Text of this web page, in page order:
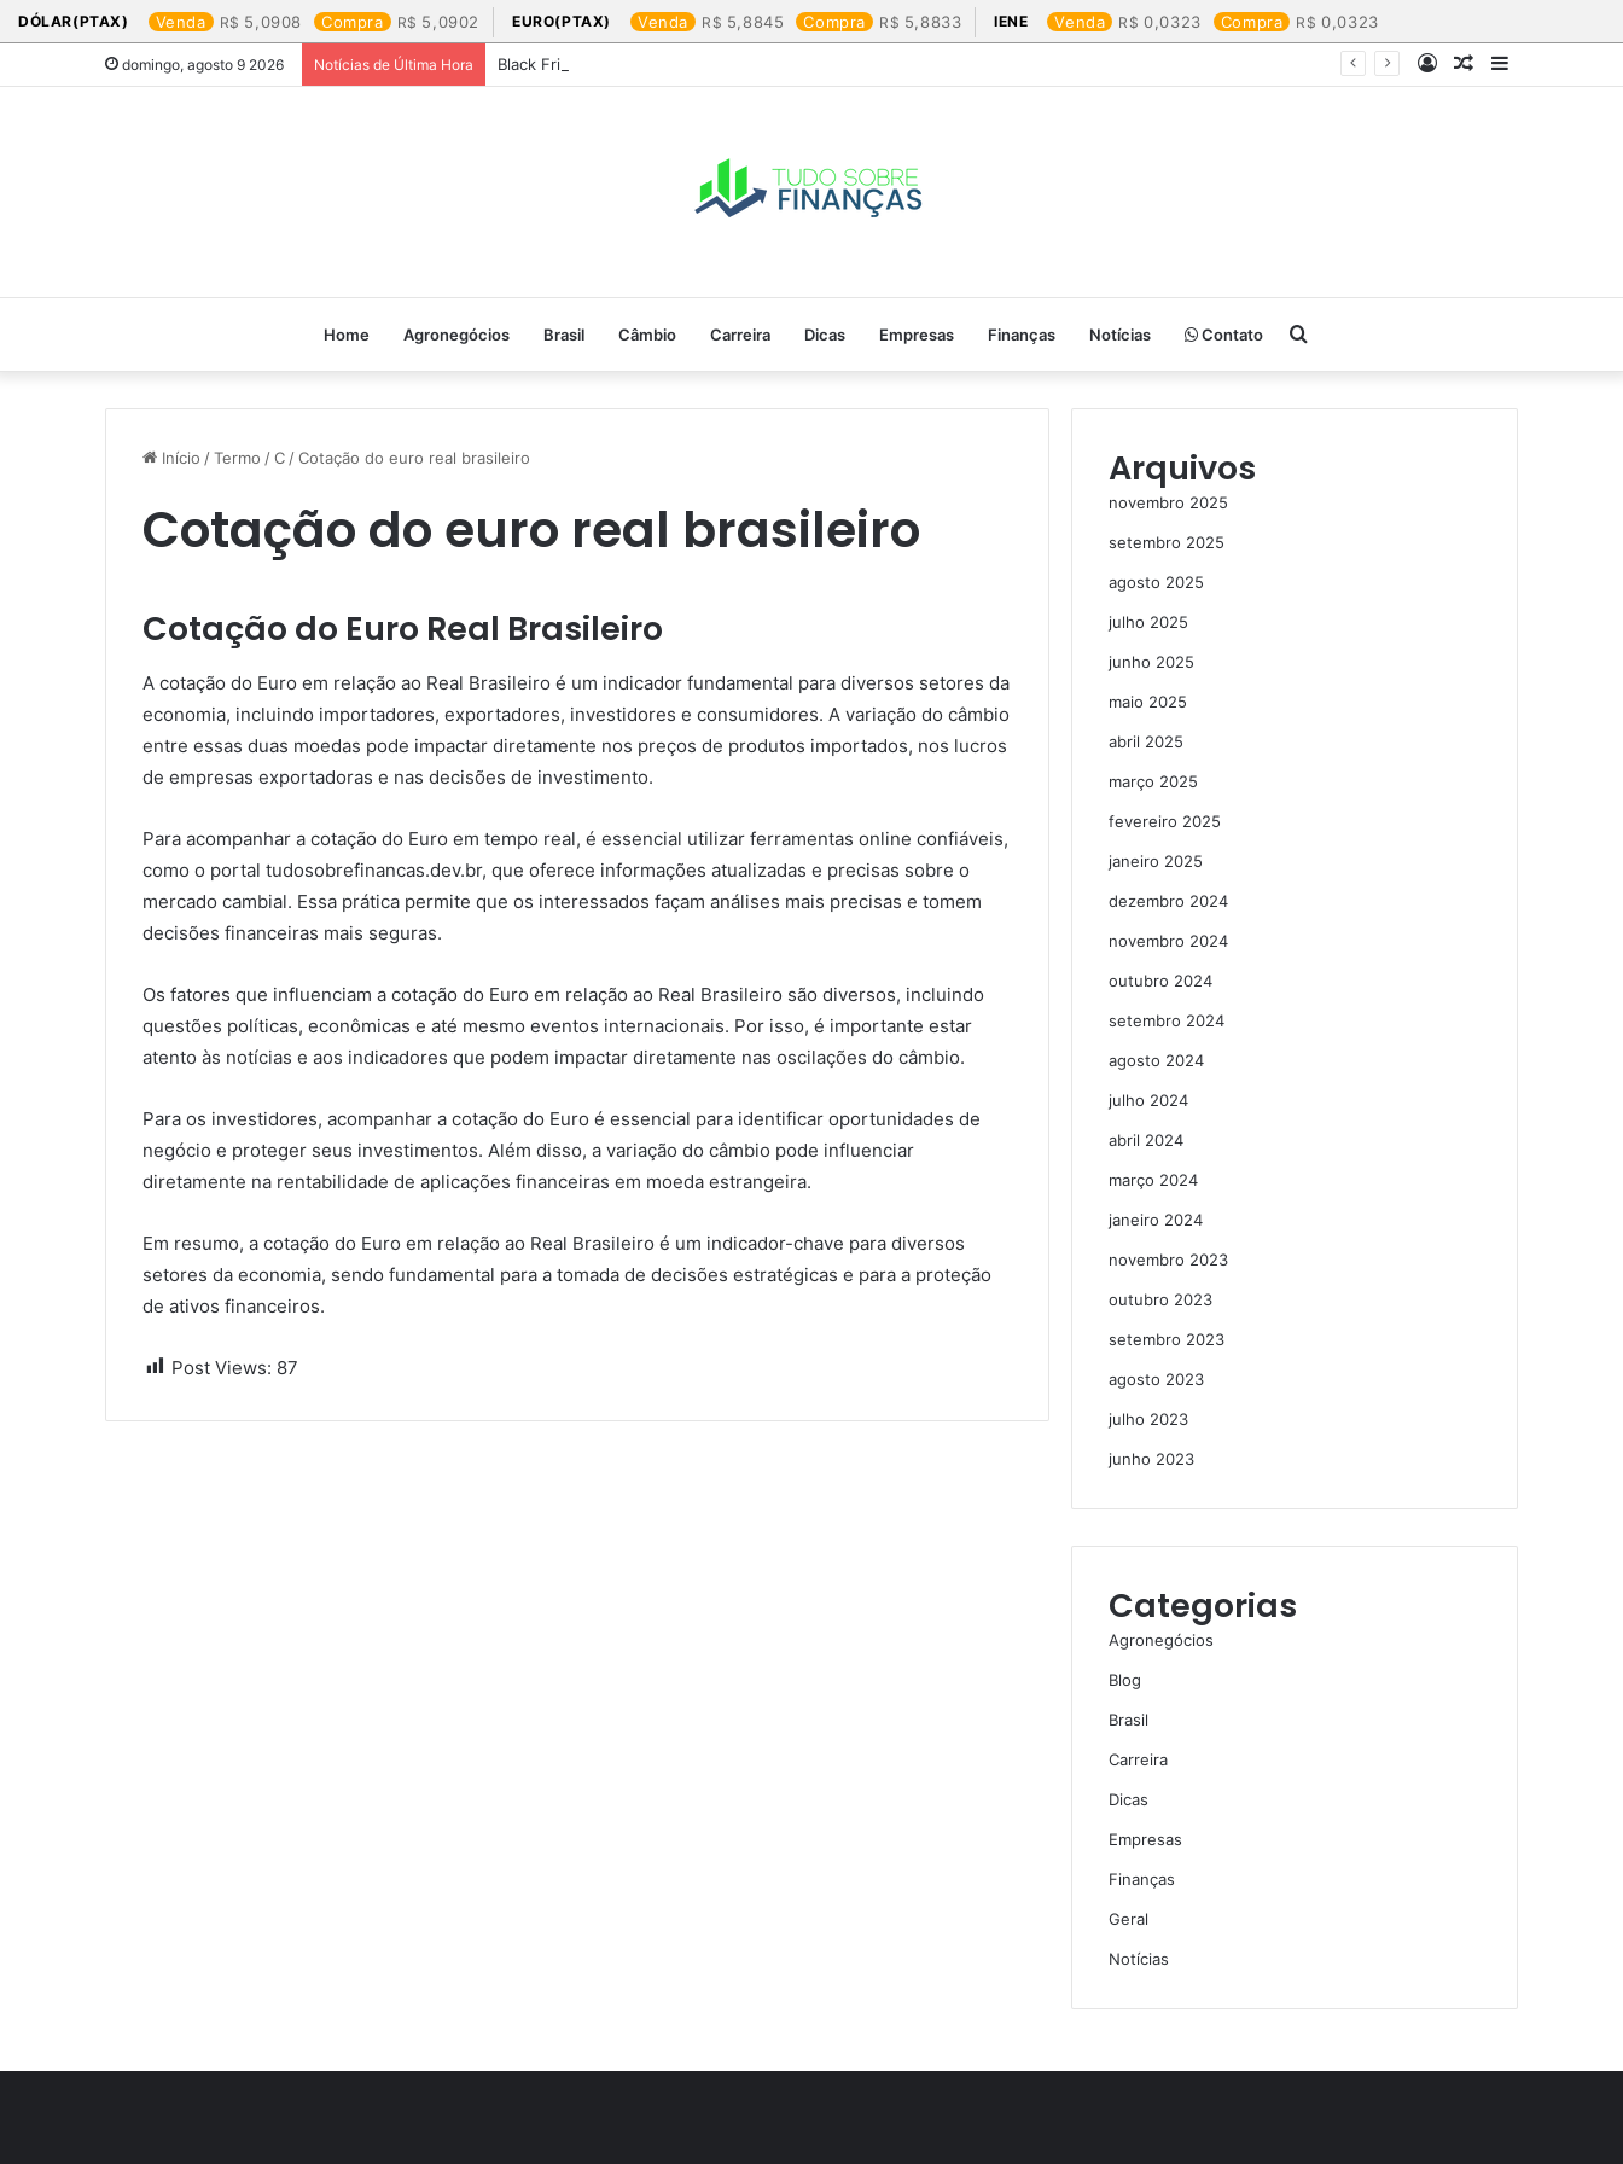
DÓLAR(PTAX) Venda 5,0908 Compra 5,0902 EURO(PTAX) Venda 5,8845 Compra 5,8833 IENE Venda 0,0323 Compra 0,0323
domingo, agosto 9 2026 Notícias de Última Hora Black Friday: os produtos que mais valem a pena
Barra
Artigo
Entrar
Home Agronegócios Brasil Câmbio Carreira Dicas Empresas Finanças Notícias Contato Procurar
por
Início /Termo /C /Cotação do euro real brasileiro​
Cotação do euro real brasileiro​
Cotação do Euro Real Brasileiro
A cotação do Euro em relação ao Real Brasileiro é um indicador fundamental para diversos setores da
economia, incluindo importadores, exportadores, investidores e consumidores. A variação do câmbio
entre essas duas moedas pode impactar diretamente nos preços de produtos importados, nos lucros
de empresas exportadoras e nas decisões de investimento.
Para acompanhar a cotação do Euro em tempo real, é essencial utilizar ferramentas online confiáveis,
como o portal tudosobrefinancas.dev.br, que oferece informações atualizadas e precisas sobre o
mercado cambial. Essa prática permite que os interessados façam análises mais precisas e tomem
decisões financeiras mais seguras.
Os fatores que influenciam a cotação do Euro em relação ao Real Brasileiro são diversos, incluindo
questões políticas, econômicas e até mesmo eventos internacionais. Por isso, é importante estar
atento às notícias e aos indicadores que podem impactar diretamente nas oscilações do câmbio.
Para os investidores, acompanhar a cotação do Euro é essencial para identificar oportunidades de
negócio e proteger seus investimentos. Além disso, a variação do câmbio pode influenciar
diretamente na rentabilidade de aplicações financeiras em moeda estrangeira.
Em resumo, a cotação do Euro em relação ao Real Brasileiro é um indicador-chave para diversos
setores da economia, sendo fundamental para a tomada de decisões estratégicas e para a proteção
de ativos financeiros.
Post Views: 87
Arquivos
novembro 2025
setembro 2025
agosto 2025
julho 2025
junho 2025
maio 2025
abril 2025
março 2025
fevereiro 2025
janeiro 2025
dezembro 2024
novembro 2024
outubro 2024
setembro 2024
agosto 2024
julho 2024
abril 2024
março 2024
janeiro 2024
novembro 2023
outubro 2023
setembro 2023
agosto 2023
julho 2023
junho 2023
Categorias
Agronegócios
Blog
Brasil
Carreira
Dicas
Empresas
Finanças
Geral
Notícias